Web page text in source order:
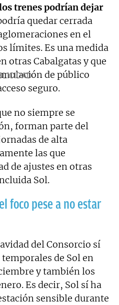
trenes podrían dejar
quedar cerrada
en el
límites. Es una medida
otras Cabalgatas y que
de público
seguro.
no siempre se
forman parte del
de alta
las que
de ajustes en otras
Sol.
foco pese a no estar
del Consorcio sí
de Sol en
y también los
Es decir, Sol sí ha
sensible durante